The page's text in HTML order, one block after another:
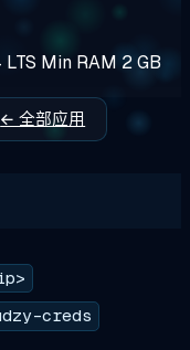
Min RAM 2 GB
← 全部应用
creds